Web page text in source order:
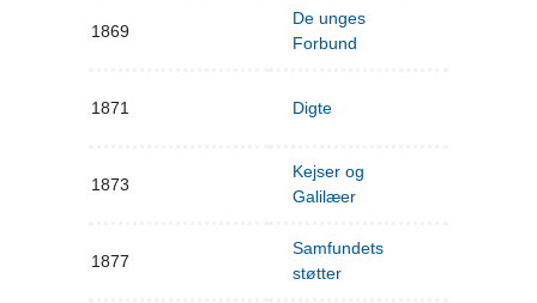
1869
De unges
Forbund
1871 Digte
1873
Kejser og
Galilæer
1877
Samfundets
støtter